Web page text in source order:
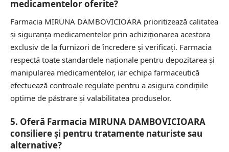
medicamentelor oferite?
Farmacia MIRUNA DAMBOVICIOARA prioritizează calitatea
și siguranța medicamentelor prin achiziționarea acestora
exclusiv de la furnizori de încredere și verificați. Farmacia
respectă toate standardele naționale pentru depozitarea și
manipularea medicamentelor, iar echipa farmaceutică
efectuează controale regulate pentru a asigura condițiile
optime de păstrare și valabilitatea produselor.
5. Oferă Farmacia MIRUNA DAMBOVICIOARA
consiliere și pentru tratamente naturiste sau
alternative?